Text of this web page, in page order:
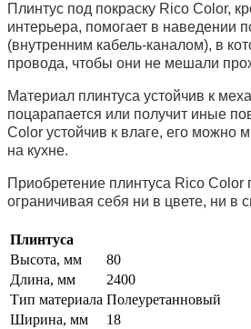
Плинтус под покраску Rico Color,
интерьера, помогает в наведении
(внутренним кабель-каналом), в
провода, чтобы они не мешали
Материал плинтуса устойчив к
поцарапается или получит иные
Color устойчив к влаге, его
на кухне.
Приобретение плинтуса Rico
ограничивая себя ни в цвете, ни в
Плинтуса
Высота, мм
80
Длина, мм
2400
Тип материала Полеуретанновый
Ширина, мм
18